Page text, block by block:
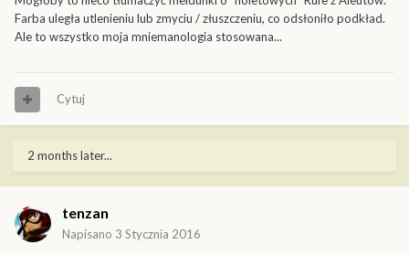
Farba uległa utlenieniu lub zmyciu / złuszczeniu, co odsłoniło podkład.
Ale to wszystko moja mniemanologia stosowana...
Cytuj
2 months later...
tenzan
Napisano 3 Stycznia 2016